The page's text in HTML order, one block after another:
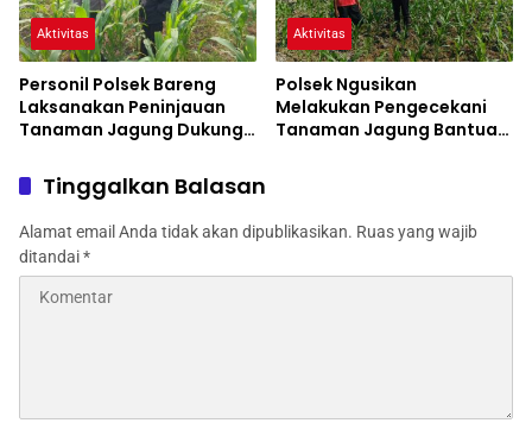
Aktivitas
Personil Polsek Bareng
Laksanakan Peninjauan
Tanaman Jagung Dukung
Pangan
Aktivitas
Polsek Ngusikan
Melakukan Pengecekani
Tanaman Jagung Bantuan
Tinggalkan Balasan
Alamat email Anda tidak akan dipublikasikan. Ruas yang wajib
ditandai*